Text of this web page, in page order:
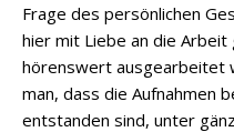
Frage des persönlichen
hier mit Liebe an die
hörenswert ausgearbeitet
man, dass die Aufnahmen
entstanden sind, unter